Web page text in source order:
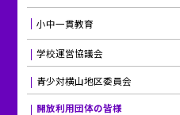
小中一貫教育
学校運営協議会
青少対横山地区委員会
開放利用団体の皆様